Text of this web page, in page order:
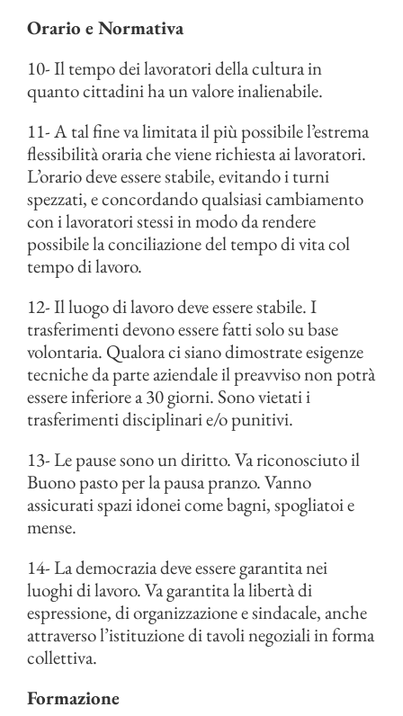
Orario e Normativa
10- Il tempo dei lavoratori della cultura in
quanto cittadini ha un valore inalienabile.
11- A tal fine va limitata il più possibile l’estrema
flessibilità oraria che viene richiesta ai lavoratori.
L’orario deve essere stabile, evitando i turni
spezzati, e concordando qualsiasi cambiamento
con i lavoratori stessi in modo da rendere
possibile la conciliazione del tempo di vita col
tempo di lavoro.
12- Il luogo di lavoro deve essere stabile. I
trasferimenti devono essere fatti solo su base
volontaria. Qualora ci siano dimostrate esigenze
tecniche da parte aziendale il preavviso non potrà
essere inferiore a 30 giorni. Sono vietati i
trasferimenti disciplinari e/o punitivi.
13- Le pause sono un diritto. Va riconosciuto il
Buono pasto per la pausa pranzo. Vanno
assicurati spazi idonei come bagni, spogliatoi e
mense.
14- La democrazia deve essere garantita nei
luoghi di lavoro. Va garantita la libertà di
espressione, di organizzazione e sindacale, anche
attraverso l’istituzione di tavoli negoziali in forma
collettiva.
Formazione